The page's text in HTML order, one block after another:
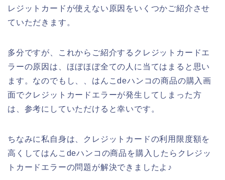
レジットカードが使えない原因をいくつかご紹介させ
ていただきます。
多分ですが、これからご紹介するクレジットカードエ
ラーの原因は、ほぼほぼ全ての人に当てはまると思い
ます。なのでもし、、はんこdeハンコの商品の購入画
面でクレジットカードエラーが発生してしまった方
は、参考にしていただけると幸いです。
ちなみに私自身は、クレジットカードの利用限度額を
高くしてはんこdeハンコの商品を購入したらクレジッ
トカードエラーの問題が解決できましたよ♪